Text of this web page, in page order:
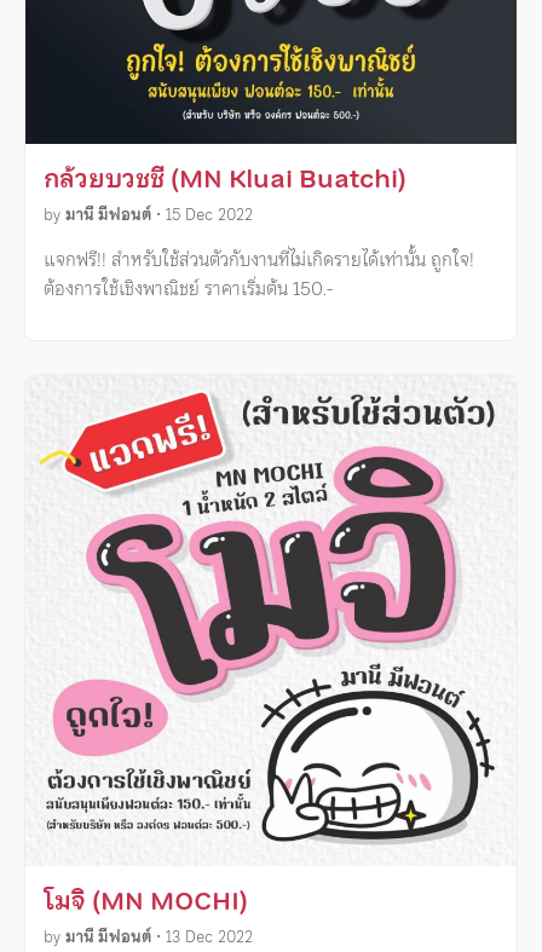
กล้วยบวชชี (MN Kluai Buatchi)
byมานี มีฟอนต์ • 15 Dec 2022
แจกฟรี!! สำหรับใช้ส่วนตัวกับงานที่ไม่เกิดรายได้เท่านั้น ถูกใจ!
ต้องการใช้เชิงพาณิชย์ ราคาเริ่มต้น 150.-
โมจิ (MN MOCHI)
byมานี มีฟอนต์ • 13 Dec 2022